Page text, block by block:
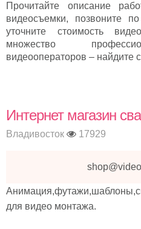
Прочитайте описание
видеосъемки, позвоните
уточните стоимость
множество
видеооператоров – найдите
Интернет магазин
Владивосток 17929
для видео монтажа.